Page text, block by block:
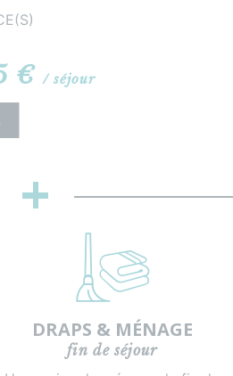
PIÈCE(S)
€/ séjour
+
DRAPS & MÉNAGE
fin de séjour